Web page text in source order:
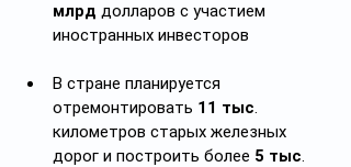
млрд долларов с участием
иностранных инвесторов
В стране планируется
отремонтировать 11 тыс.
километров старых железных
дорог и построить более 5 тыс.